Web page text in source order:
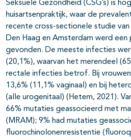
Seksuele Gezondheid (CSG’s) is
huisartsenpraktijk, waar de
recente cross-sectionele studie van
Den Haag en Amsterdam werd een
gevonden. De meeste infecties
(20,1%), waarvan het merendeel
rectale infecties betrof. Bij
13,6% (11,1% vaginaal) en bij
(alle urogenitaal) (Hetem, 2021).
66% mutaties geassocieerd met
(MRAM); 9% had mutaties
fluorochinolonenresistentie